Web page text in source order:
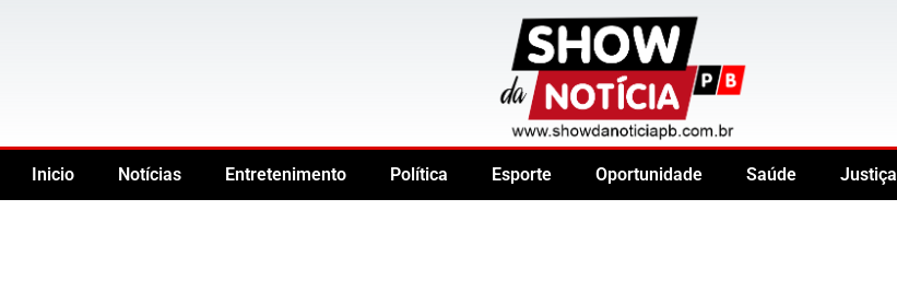
Inicio Notícias Entretenimento Política Esporte Oportunidade Saúde Justiça